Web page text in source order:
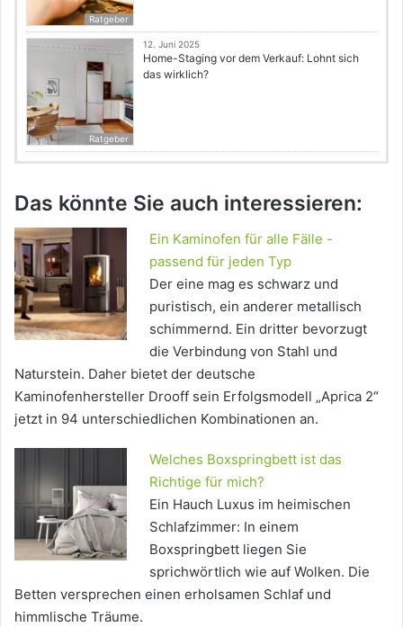
Ratgeber
Ratgeber
12. Juni 2025
Home-Staging vor dem Verkauf: Lohnt sich
das wirklich?
Das könnte Sie auch interessieren:
Ein Kaminofen für alle Fälle -
passend für jeden Typ
Der eine mag es schwarz und
puristisch, ein anderer metallisch
schimmernd. Ein dritter bevorzugt
die Verbindung von Stahl und
Naturstein. Daher bietet der deutsche
Kaminofenhersteller Drooff sein Erfolgsmodell „Aprica 2“
jetzt in 94 unterschiedlichen Kombinationen an.
Welches Boxspringbett ist das
Richtige für mich?
Ein Hauch Luxus im heimischen
Schlafzimmer: In einem
Boxspringbett liegen Sie
sprichwörtlich wie auf Wolken. Die
Betten versprechen einen erholsamen Schlaf und
himmlische Träume.